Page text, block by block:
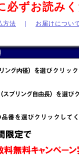
必ずお読み
方法
お届けについ